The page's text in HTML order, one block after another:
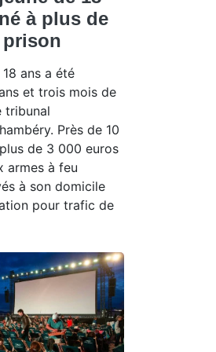
à plus de
prison
ans a été
et trois mois de
tribunal
Près de 10
de 3 000 euros
armes à feu
à son domicile
pour trafic de